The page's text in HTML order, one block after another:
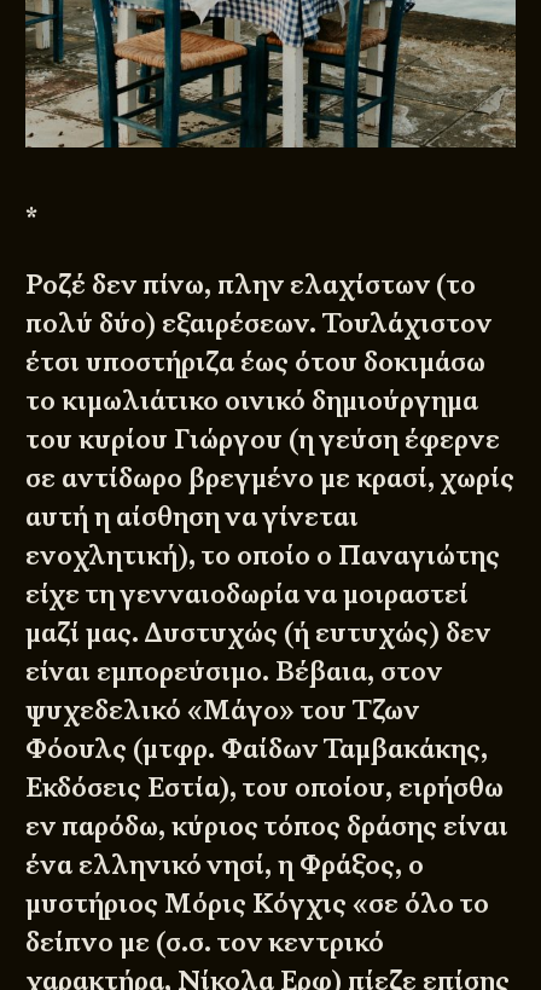
*
Ροζέ δεν πίνω, πλην ελαχίστων (το
πολύ δύο) εξαιρέσεων. Τουλάχιστον
έτσι υποστήριζα έως ότου δοκιμάσω
το κιμωλιάτικο οινικό δημιούργημα
του κυρίου Γιώργου (η γεύση έφερνε
σε αντίδωρο βρεγμένο με κρασί, χωρίς
αυτή η αίσθηση να γίνεται
ενοχλητική), το οποίο ο Παναγιώτης
είχε τη γενναιοδωρία να μοιραστεί
μαζί μας. Δυστυχώς (ή ευτυχώς) δεν
είναι εμπορεύσιμο. Βέβαια, στον
ψυχεδελικό«Μάγο» του Τζων
Φόουλς (μτφρ. Φαίδων Ταμβακάκης,
Εκδόσεις Εστία), του οποίου, ειρήσθω
εν παρόδω, κύριος τόπος δράσης είναι
ένα ελληνικό νησί, η Φράξος, ο
μυστήριος Μόρις Κόγχις «σε όλο το
δείπνο με (σ.σ. τον κεντρικό
χαρακτήρα, Νίκολα Ερφ) πίεζε επίσης